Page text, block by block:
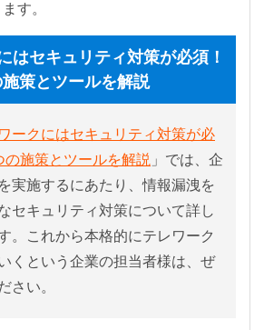
す。
はセキュリティ対策が必須！
策とツールを解説
ークにはセキュリティ対策が必
施策とツールを解説 」では、企
実施するにあたり、情報漏洩を
セキュリティ対策について詳し
。これから本格的にテレワーク
くという企業の担当者様は、ぜ
さい。